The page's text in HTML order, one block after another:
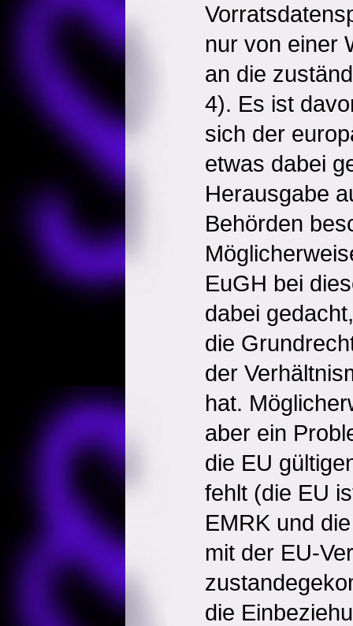
nur von einer
an die
4). Es ist
sich der
etwas dabei
Herausgabe
Behörden
EuGH bei
dabei
die
der
hat.
aber ein
die EU
fehlt (die EU
EMRK und
mit der EU-
die